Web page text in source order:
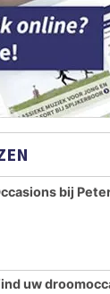
bij
uw